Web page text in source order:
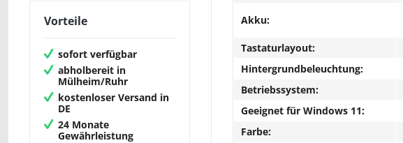
Vorteile
sofort verfügbar
abholbereit in
Mülheim/Ruhr
kostenloser Versand in
DE
24 Monate
Gewährleistung
Akku:
Tastaturlayout:
Hintergrundbeleuchtung:
Betriebssystem:
Geeignet für Windows 11:
Farbe: